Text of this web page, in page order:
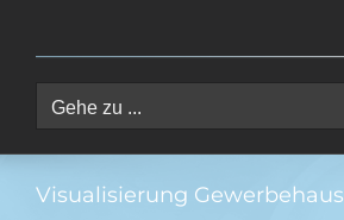
springen
Gehe zu ...
Visualisierung Gewerbehaus